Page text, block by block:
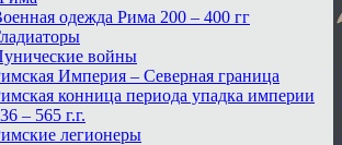
одежда Рима 200 – 400 гг
войны
Империя – Северная граница
конница периода упадка империи
– 565 г.г.
легионеры